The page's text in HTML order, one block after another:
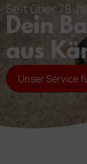
Seit über 78
Dein
aus
Unser Service